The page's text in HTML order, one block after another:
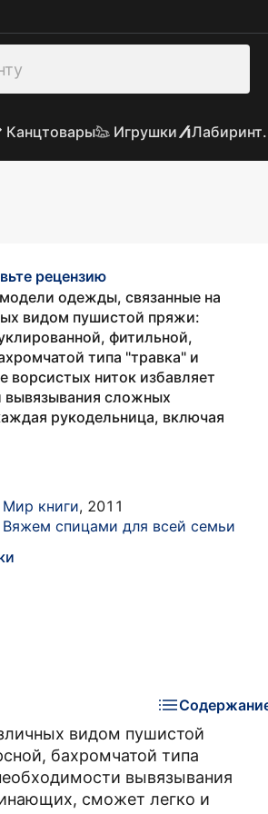
Канцтовары Игрушки
рецензию
одежды, связанные на
видом пушистой пряжи:
фитильной,
типа "травка" и
ворсистых ниток избавляет
вывязывания сложных
рукодельница, включая
Мир книги, 2011
Вяжем спицами для всей семьи
видом пушистой
бахромчатой типа
вывязывания
сможет легко и